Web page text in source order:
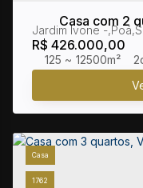
Casa com 2
R$ 426.000,00
Jardim Ivone ,Poá,
2
125 ~ 12500m²
1762
Casa